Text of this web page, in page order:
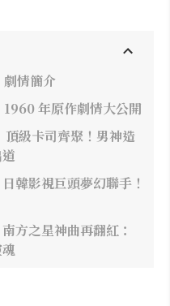
劇情簡介
1960 年原作劇情大公開
頂級卡司齊聚！男神造
韓影視巨頭夢幻聯手！
方之星神曲再翻紅：